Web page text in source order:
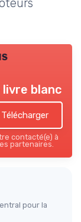
blanc
contacté(e) à
partenaires.
pour la